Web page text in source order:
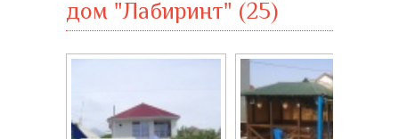
дом "Лабиринт" (25)